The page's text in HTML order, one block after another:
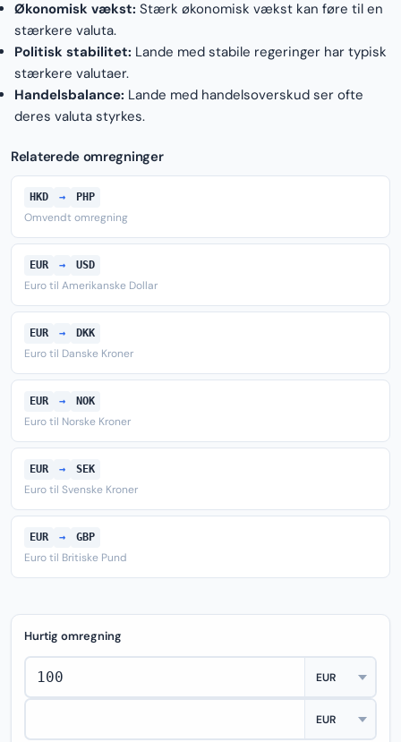
Økonomisk vækst: Stærk økonomisk vækst kan føre til en
stærkere valuta.
Politisk stabilitet: Lande med stabile regeringer har typisk
stærkere valutaer.
Handelsbalance: Lande med handelsoverskud ser ofte
deres valuta styrkes.
Relaterede omregninger
HKD → PHP
Omvendt omregning
EUR → USD
Euro til Amerikanske Dollar
EUR → DKK
Euro til Danske Kroner
EUR → NOK
Euro til Norske Kroner
EUR → SEK
Euro til Svenske Kroner
EUR → GBP
Euro til Britiske Pund
Hurtig omregning